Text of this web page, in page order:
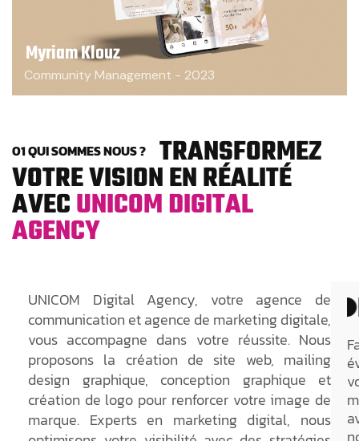
Myriam Klouz
Community Management - 2023
01 QUI SOMMES NOUS ? TRANSFORMEZ
VOTRE VISION EN RÉALITÉ
AVECUNICOM DIGITAL
AGENCY
UNICOM Digital Agency, votre agence de
communication et agence de marketing digitale,
vous accompagne dans votre réussite. Nous
proposons la création de site web, mailing
design graphique, conception graphique et
création de logo pour renforcer votre image de
marque. Experts en marketing digital, nous